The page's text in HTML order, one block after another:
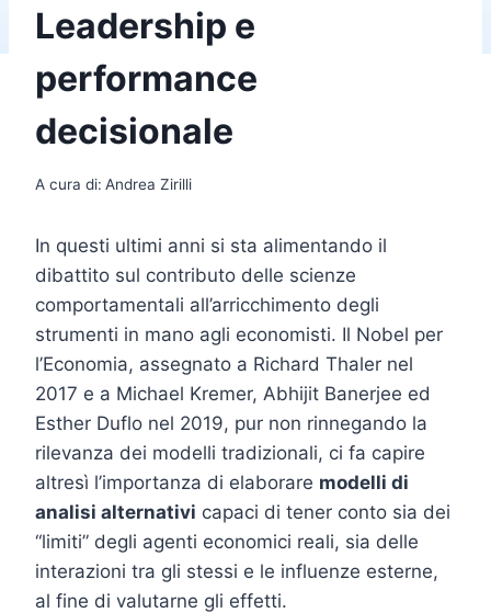
Leadership e
performance
decisionale
A cura di: Andrea Zirilli
In questi ultimi anni si sta alimentando il
dibattito sul contributo delle scienze
comportamentali all’arricchimento degli
strumenti in mano agli economisti. Il Nobel per
l’Economia, assegnato a Richard Thaler nel
2017 e a Michael Kremer, Abhijit Banerjee ed
Esther Duflo nel 2019, pur non rinnegando la
rilevanza dei modelli tradizionali, ci fa capire
altresì l’importanza di elaborare modelli di
analisi alternativi capaci di tener conto sia dei
“limiti” degli agenti economici reali, sia delle
interazioni tra gli stessi e le influenze esterne,
al fine di valutarne gli effetti.